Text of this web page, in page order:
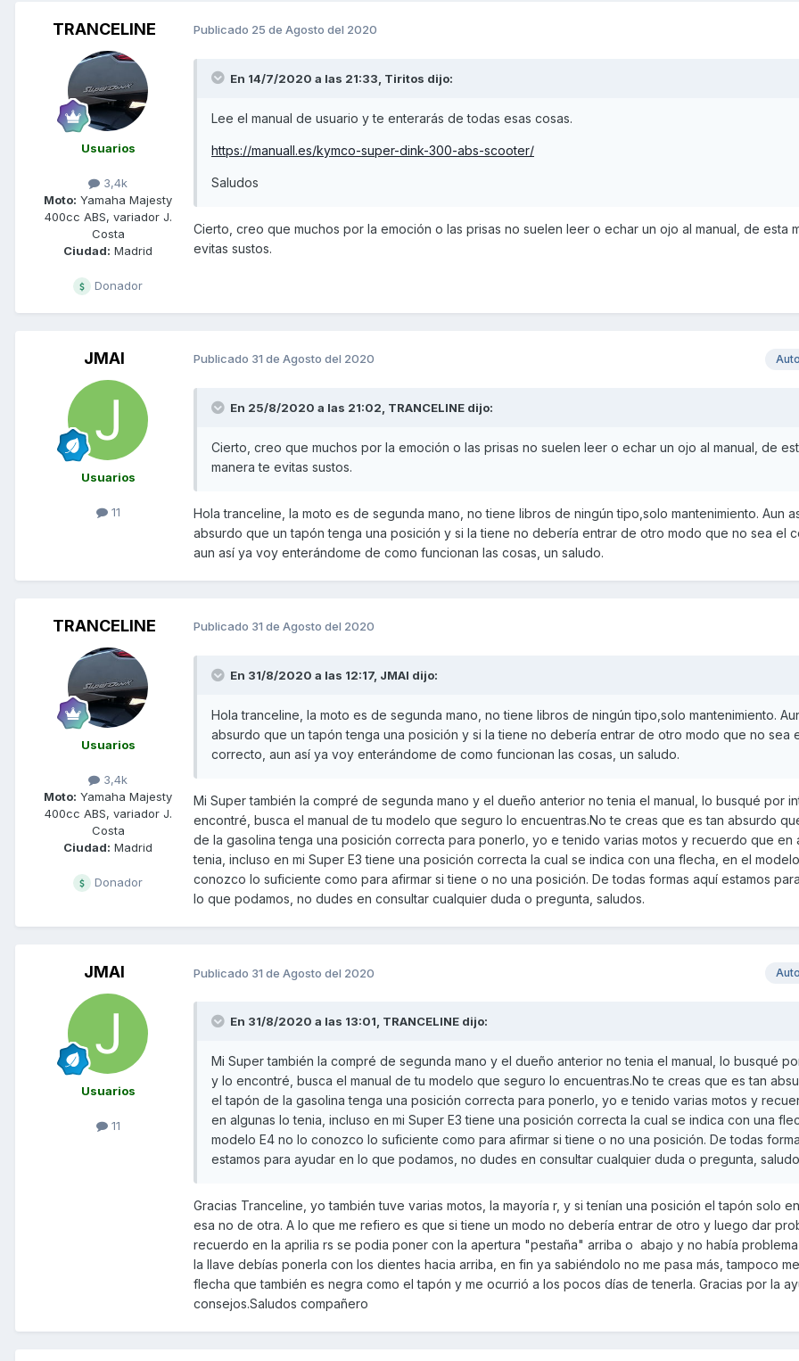
TRANCELINE
Usuarios
3,4k
Moto: Yamaha Majesty
400cc ABS, variador J.
Costa
Ciudad: Madrid
Donador
Publicado 25 de Agosto del 2020
En 14/7/2020 a las 21:33, Tiritos dijo:
Lee el manual de usuario y te enterarás de todas esas cosas.
https://manuall.es/kymco-super-dink-300-abs-scooter/
Saludos
Cierto, creo que muchos por la emoción o las prisas no suelen leer o echar un ojo al manual, de esta
evitas sustos.
JMAI
Usuarios
11
Publicado 31 de Agosto del 2020
En 25/8/2020 a las 21:02, TRANCELINE dijo:
Cierto, creo que muchos por la emoción o las prisas no suelen leer o echar un ojo al manual, de
manera te evitas sustos.
Hola tranceline, la moto es de segunda mano, no tiene libros de ningún tipo,solo mantenimiento. Aun
absurdo que un tapón tenga una posición y si la tiene no debería entrar de otro modo que no sea el
aun así ya voy enterándome de como funcionan las cosas, un saludo.
TRANCELINE
Usuarios
3,4k
Moto: Yamaha Majesty
400cc ABS, variador J.
Costa
Ciudad: Madrid
Donador
Publicado 31 de Agosto del 2020
En 31/8/2020 a las 12:17, JMAI dijo:
Hola tranceline, la moto es de segunda mano, no tiene libros de ningún tipo,solo mantenimiento.
absurdo que un tapón tenga una posición y si la tiene no debería entrar de otro modo que no sea
correcto, aun así ya voy enterándome de como funcionan las cosas, un saludo.
Mi Super también la compré de segunda mano y el dueño anterior no tenia el manual, lo busqué por
encontré, busca el manual de tu modelo que seguro lo encuentras.No te creas que es tan absurdo
de la gasolina tenga una posición correcta para ponerlo, yo e tenido varias motos y recuerdo que en
tenia, incluso en mi Super E3 tiene una posición correcta la cual se indica con una flecha, en el
conozco lo suficiente como para afirmar si tiene o no una posición. De todas formas aquí estamos
lo que podamos, no dudes en consultar cualquier duda o pregunta, saludos.
JMAI
Usuarios
11
Publicado 31 de Agosto del 2020
En 31/8/2020 a las 13:01, TRANCELINE dijo:
Mi Super también la compré de segunda mano y el dueño anterior no tenia el manual, lo busqué
y lo encontré, busca el manual de tu modelo que seguro lo encuentras.No te creas que es tan
el tapón de la gasolina tenga una posición correcta para ponerlo, yo e tenido varias motos y
en algunas lo tenia, incluso en mi Super E3 tiene una posición correcta la cual se indica con una
modelo E4 no lo conozco lo suficiente como para afirmar si tiene o no una posición. De todas
estamos para ayudar en lo que podamos, no dudes en consultar cualquier duda o pregunta,
Gracias Tranceline, yo también tuve varias motos, la mayoría r, y si tenían una posición el tapón solo
esa no de otra. A lo que me refiero es que si tiene un modo no debería entrar de otro y luego dar
recuerdo en la aprilia rs se podia poner con la apertura "pestaña" arriba o abajo y no había
la llave debías ponerla con los dientes hacia arriba, en fin ya sabiéndolo no me pasa más, tampoco
flecha que también es negra como el tapón y me ocurrió a los pocos días de tenerla. Gracias por la
consejos.Saludos compañero